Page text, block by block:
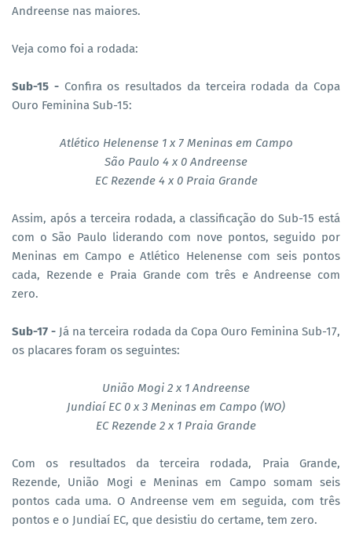
Andreense nas maiores.
Veja como foi a rodada:
Sub-15 -Confira os resultados da terceira rodada da Copa
Ouro Feminina Sub-15:
Atlético Helenense 1 x 7 Meninas em Campo
São Paulo 4 x 0 Andreense
EC Rezende 4 x 0 Praia Grande
Assim, após a terceira rodada, a classificação do Sub-15 está
com o São Paulo liderando com nove pontos, seguido por
Meninas em Campo e Atlético Helenense com seis pontos
cada, Rezende e Praia Grande com três e Andreense com
zero.
Sub-17 - Já na terceira rodada da Copa Ouro Feminina Sub-17,
os placares foram os seguintes:
União Mogi 2 x 1 Andreense
Jundiaí EC 0 x 3 Meninas em Campo (WO)
EC Rezende 2 x 1 Praia Grande
Com os resultados da terceira rodada, Praia Grande,
Rezende, União Mogi e Meninas em Campo somam seis
pontos cada uma. O Andreense vem em seguida, com três
pontos e o Jundiaí EC, que desistiu do certame, tem zero.